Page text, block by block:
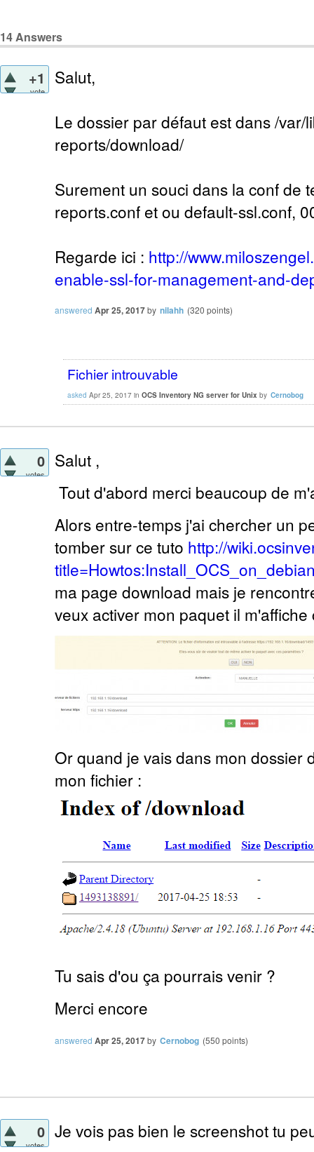
14Answers
+1
vote
Salut,
Le dossier par défaut est dans /var/
reports/download/
Surement un souci dans la conf de
reports.conf et ou default-ssl.conf,
Regarde ici : http://
enable-ssl-for-management-and-
answered Apr 25, 2017by nilahh (320 points)
Fichier introuvable
asked Apr 25, 2017 in OCS Inventory NG server for Unix by Cernobog
0
votes
Salut ,
Tout d'abord merci beaucoup de
Alors entre-temps j'ai chercher un
tomber sur ce tuto http://
ma page download mais je
veux activer mon paquet il
Or quand je vais dans mon dossier
mon fichier :
Tu sais d'ou ça pourrais venir ?
Merci encore
answered Apr 25, 2017by Cernobog (550 points)
0
votes
Je vois pas bien le screenshot tu